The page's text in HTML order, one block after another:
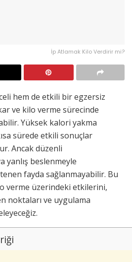
İp Atlamak Kilo Verdirir mi?
hem de etkili bir egzersiz
ve kilo verme sürecinde
Yüksek kalori yakma
sürede etkili sonuçlar
Ancak düzenli
yanlış beslenmeyle
fayda sağlanmayabilir. Bu
verme üzerindeki etkilerini,
noktaları ve uygulama